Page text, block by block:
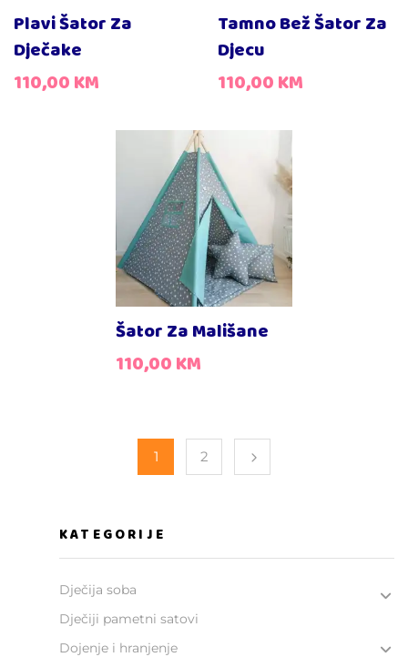
KATEGORIJE
Dječija soba
Dječiji pametni satovi
Dojenje i hranjenje
Plavi Šator Za
Dječake
110,00KM
Tamno Bež Šator Za
Djecu
110,00KM
Mekana podloga
Jastuk zvijezda
Peruška na šipkama (
ukras na vrhu, 4 komada
10,00 KM
Šator Za Mališane
110,00KM
1 2